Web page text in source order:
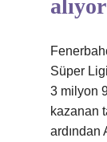
Süper
3 milyon
kazanan
ardından